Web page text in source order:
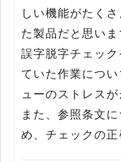
しい機能がたく
た製品だと思いま
誤字脱字チェッ
ていた作業につ
ューのストレス
また、参照条文
め、チェックの